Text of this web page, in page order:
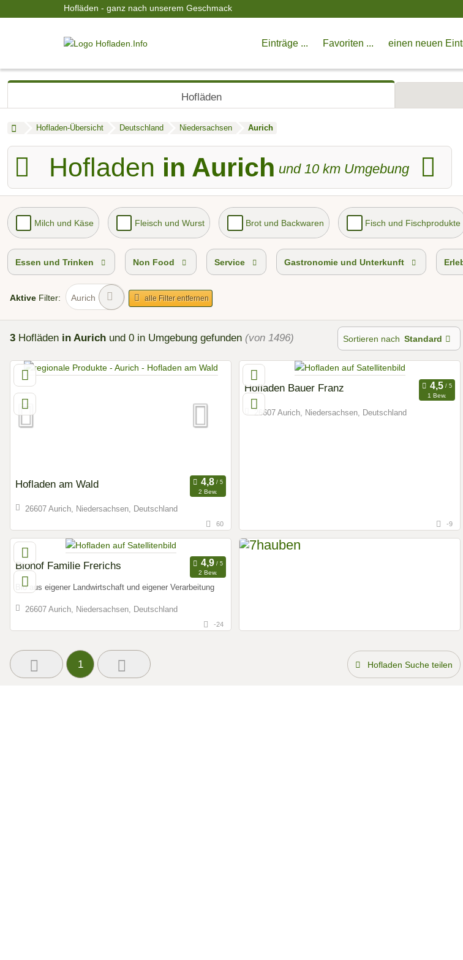
Hofläden - ganz nach unserem Geschmack
Einträge ... Favoriten ... einen neuen
Hofläden
Hofladen-Übersicht Deutschland Niedersachsen Aurich
Hofladen in Aurich und10 km Umgebung
Milch und Käse Fleisch und Wurst Brot und Backwaren Fisch und Fischprodukte
Essen und Trinken Non Food Service Gastronomie und Unterkunft
Aktive Filter: Aurich alle Filter entfernen
3 Hofläden in Aurich und 0 in Umgebung gefunden (von 1496) Sortieren nach Standard
Hofladen am Wald
2 Bew.
26607 Aurich, Niedersachsen, Deutschland
60
Hofladen Bauer Franz
1 Bew.
26607 Aurich, Niedersachsen, Deutschland
-9
Biohof Familie Frerichs
2 Bew.
Bio aus eigener Landwirtschaft und eigener Verarbeitung
26607 Aurich, Niedersachsen, Deutschland
-24
1 Hofladen Suche teilen